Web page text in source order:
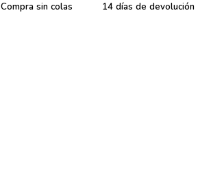
Compra sin colas 14 días de devolución